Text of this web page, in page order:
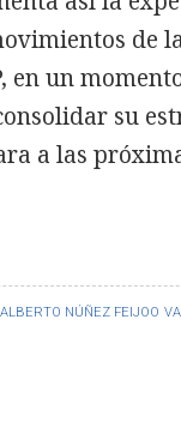
ALBERTO NÚÑEZ FEIJOO
de
en un
su
a las